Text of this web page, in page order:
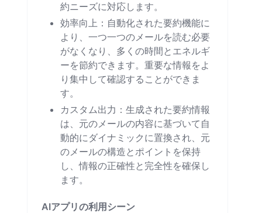
約ニーズに対応します。
効率向上：自動化された要約機能に
より、一つ一つのメールを読む必要
がなくなり、多くの時間とエネルギ
ーを節約できます。重要な情報をよ
り集中して確認することができま
す。
カスタム出力：生成された要約情報
は、元のメールの内容に基づいて自
動的にダイナミックに置換され、元
のメールの構造とポイントを保持
し、情報の正確性と完全性を確保し
ます。
AIアプリの利用シーン